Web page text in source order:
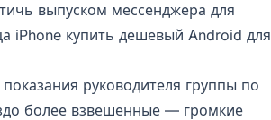
выпуском мессенджера для
iPhone купить дешевый Android для
руководителя группы по
более взвешенные — громкие